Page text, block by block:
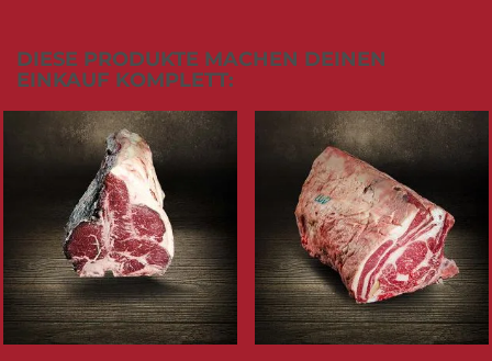
DIESE PRODUKTE MACHEN DEINEN
EINKAUF KOMPLETT: